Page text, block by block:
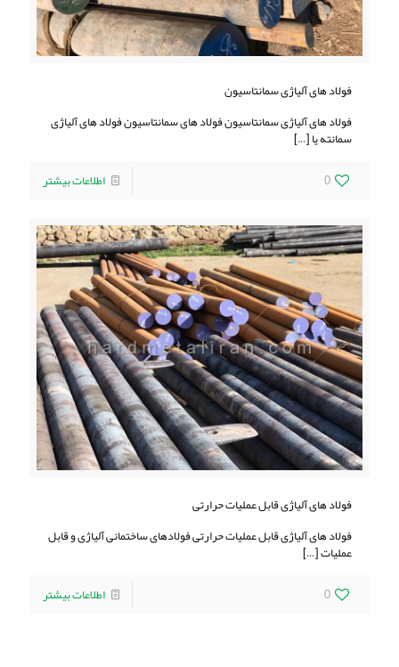
فولاد های آلیاژی سمانتاسیون
فولاد های آلیاژی سمانتاسیون فولاد های سمانتاسیون فولاد های آلیاژی
سمانته یا[…]
0
اطلاعات بیشتر
فولاد های آلیاژی قابل عملیات حرارتی
فولاد های آلیاژی قابل عملیات حرارتی فولادهای ساختمانی آلیاژی و قابل
عملیات[…]
0
اطلاعات بیشتر